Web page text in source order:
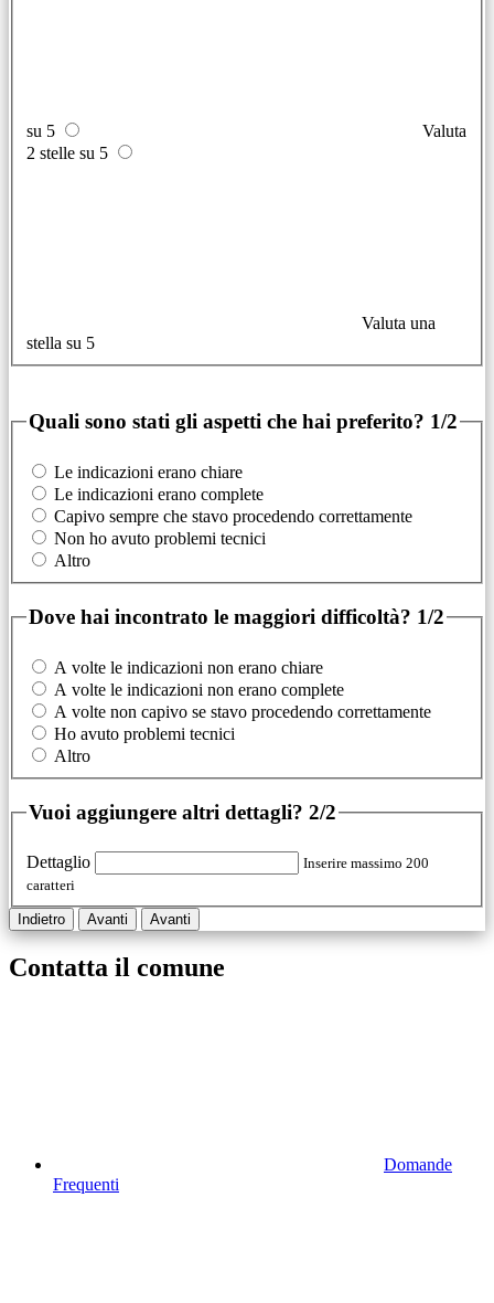
su 5
Valuta
2 stelle su 5
Valuta una
stella su 5
Quali sono stati gli aspetti che hai preferito? 1/2
Le indicazioni erano chiare
Le indicazioni erano complete
Capivo sempre che stavo procedendo correttamente
Non ho avuto problemi tecnici
Altro
Dove hai incontrato le maggiori difficoltà? 1/2
A volte le indicazioni non erano chiare
A volte le indicazioni non erano complete
A volte non capivo se stavo procedendo correttamente
Ho avuto problemi tecnici
Altro
Vuoi aggiungere altri dettagli? 2/2
Dettaglio
Inserire massimo 200
caratteri
Indietro Avanti Avanti
Contatta il comune
Domande
Frequenti